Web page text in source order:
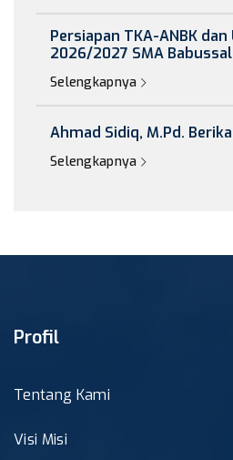
Persiapan TKA-ANBK dan
2026/2027 SMA
Selengkapnya
Ahmad Sidiq, M.Pd.
Selengkapnya
Profil
Tentang Kami
Visi Misi